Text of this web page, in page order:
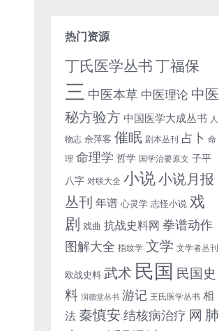
热门资源
丁氏医学丛书丁福保
三 中医本草 中医理论 中医
秘方验方 中国医学大成丛书 人
物志 余萍客 催眠 剧本丛刊 占卜 命
理 命理学 哲学 国学治要原文 子平
八字 对联大全 小说小说月报
丛刊 年谱 心灵学 志怪小说 戏
剧 戏曲 抗战史料网 拳谱动作
图解大全 指纹学 文学 文学者丛刊
欧战史料 武术 民国 民国史
料 润德堂丛书 游记 王氏医学丛书 相
法 秦慎安 结核病治疗 网 肺